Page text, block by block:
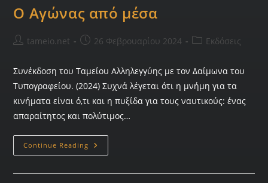
Ο Αγώνας από μέσα
tameio.net 26 Φεβρουαρίου 2024 Εκδόσεις
Συνέκδοση του Ταμείου Αλληλεγγύης με τον Δαίμωνα του
Τυπογραφείου. (2024) Συχνά λέγεται ότι η μνήμη για τα
κινήματα είναι ό,τι και η πυξίδα για τους ναυτικούς: ένας
απαραίτητος και πολύτιμος…
Continue Reading